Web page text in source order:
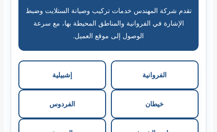
تقدم شركة المهندس خدمات تركيب وصيانة الستلايت وضبط
الإشارة في الفروانية والمناطق المحيطة بها، مع سرعة
الوصول إلى موقع العميل.
الفروانية
خيطان
إشبيلية
الفردوس